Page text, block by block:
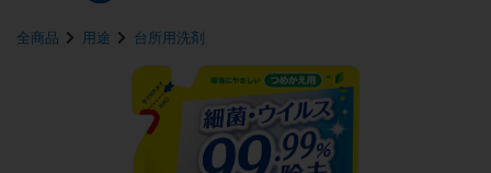
全商品 用途 台所用洗剤